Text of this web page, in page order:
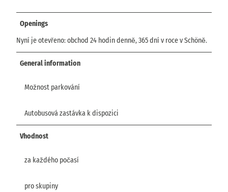
Openings
Nyní je otevřeno: obchod 24 hodin denně, 365 dní v roce v Schöně.
General information
Možnost parkování
Autobusová zastávka k dispozici
Vhodnost
za každého počasí
pro skupiny